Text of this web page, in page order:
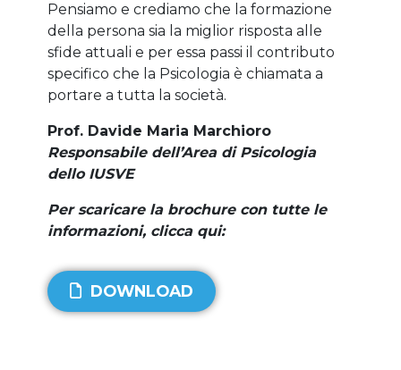
Pensiamo e crediamo che la formazione
della persona sia la miglior risposta alle
sfide attuali e per essa passi il contributo
specifico che la Psicologia è chiamata a
portare a tutta la società.
Prof. Davide Maria Marchioro
Responsabile dell’Area di Psicologia
dello IUSVE
Per scaricare la brochure con tutte le
informazioni, clicca qui:
DOWNLOAD